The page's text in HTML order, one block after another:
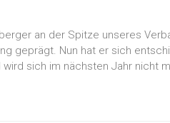
an der Spitze unseres
geprägt. Nun hat er sich
sich im nächsten Jahr nicht